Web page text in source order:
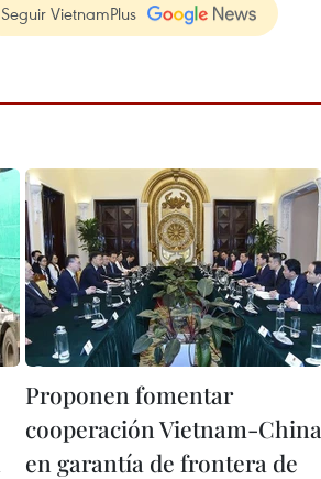
Seguir VietnamPlus
Proponen fomentar
cooperación Vietnam-China
en garantía de frontera de